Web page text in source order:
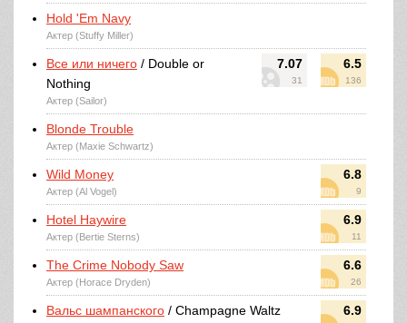
Hold 'Em Navy
Актер (Stuffy Miller)
7.07
31
6.5
136
Все или ничего / Double or
Nothing
Актер (Sailor)
Blonde Trouble
Актер (Maxie Schwartz)
6.8
9
Wild Money
Актер (Al Vogel)
6.9
11
Hotel Haywire
Актер (Bertie Sterns)
6.6
26
The Crime Nobody Saw
Актер (Horace Dryden)
6.9
Вальс шампанского / Champagne Waltz